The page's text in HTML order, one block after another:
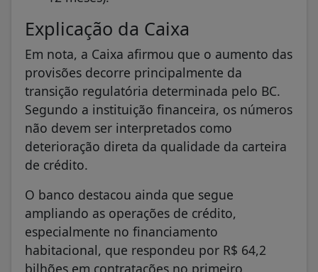
Explicação da Caixa
Em nota, a Caixa afirmou que o aumento das
provisões decorre principalmente da
transição regulatória determinada pelo BC.
Segundo a instituição financeira, os números
não devem ser interpretados como
deterioração direta da qualidade da carteira
de crédito.
O banco destacou ainda que segue
ampliando as operações de crédito,
especialmente no financiamento
habitacional, que respondeu por R$ 64,2
bilhões em contratações no primeiro